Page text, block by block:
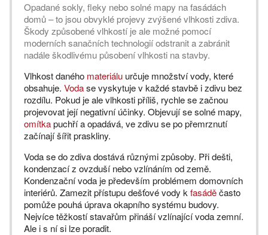
Opadané sokly, fleky nebo solné mapy na fasádách
domů – to jsou obvyklé projevy zvýšené vlhkosti zdiva.
Škody způsobené vlhkostí je ale možné pomocí
moderních sanačních technologií odstranit a zabránit
nadále škodlivému působení vlhkosti na stavby.
Vlhkost daného materiálu určuje množství vody, které
obsahuje. Vodase vyskytuje v každé stavbě i zdivu bez
rozdílu. Pokud je ale vlhkosti příliš, rychle se začnou
projevovat její negativní účinky. Objevují se solné mapy,
omítkapuchří a opadává, ve zdivu se po přemrznutí
začínají šířit praskliny.
Voda se do zdiva dostává různými způsoby. Při dešti,
kondenzací z ovzduší nebo vzlínáním od země.
Kondenzační voda je především problémem domovních
interiérů. Zamezit přístupu dešťové vody k fasáděčasto
pomůže pouhá úprava okapního systému budovy.
Nejvíce těžkostí stavařům přináší vzlínající voda zemní.
Ale i s ní si lze poradit.